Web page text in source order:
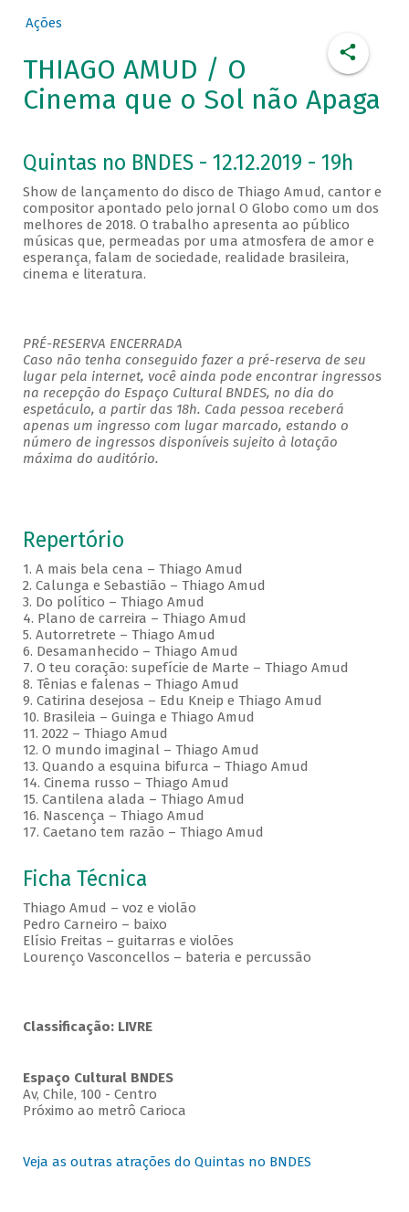
Ações
THIAGO AMUD / O
Cinema que o Sol não Apaga
Quintas no BNDES - 12.12.2019 - 19h
Show de lançamento do disco de Thiago Amud, cantor e
compositor apontado pelo jornal O Globo como um dos
melhores de 2018. O trabalho apresenta ao público
músicas que, permeadas por uma atmosfera de amor e
esperança, falam de sociedade, realidade brasileira,
cinema e literatura.
PRÉ-RESERVA ENCERRADA
Caso não tenha conseguido fazer a pré-reserva de seu
lugar pela internet, você ainda pode encontrar ingressos
na recepção do Espaço Cultural BNDES, no dia do
espetáculo, a partir das 18h. Cada pessoa receberá
apenas um ingresso com lugar marcado, estando o
número de ingressos disponíveis sujeito à lotação
máxima do auditório.
Repertório
1. A mais bela cena – Thiago Amud
2. Calunga e Sebastião – Thiago Amud
3. Do político – Thiago Amud
4. Plano de carreira – Thiago Amud
5. Autorretrete – Thiago Amud
6. Desamanhecido – Thiago Amud
7. O teu coração: supefície de Marte – Thiago Amud
8. Tênias e falenas – Thiago Amud
9. Catirina desejosa – Edu Kneip e Thiago Amud
10. Brasileia – Guinga e Thiago Amud
11. 2022 – Thiago Amud
12. O mundo imaginal – Thiago Amud
13. Quando a esquina bifurca – Thiago Amud
14. Cinema russo – Thiago Amud
15. Cantilena alada – Thiago Amud
16. Nascença – Thiago Amud
17. Caetano tem razão – Thiago Amud
Ficha Técnica
Thiago Amud – voz e violão
Pedro Carneiro – baixo
Elísio Freitas – guitarras e violões
Lourenço Vasconcellos – bateria e percussão
Classificação: LIVRE
Espaço Cultural BNDES
Av, Chile, 100 - Centro
Próximo ao metrô Carioca
Veja as outras atrações do Quintas no BNDES